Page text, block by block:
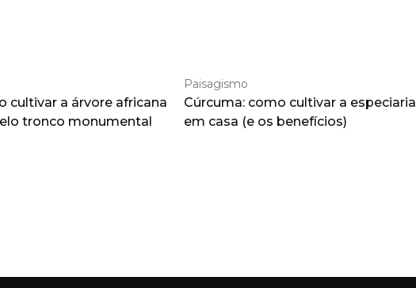
cultivar a árvore africana
tronco monumental
Paisagismo
Cúrcuma: como cultivar a especiaria
em casa (e os benefícios)